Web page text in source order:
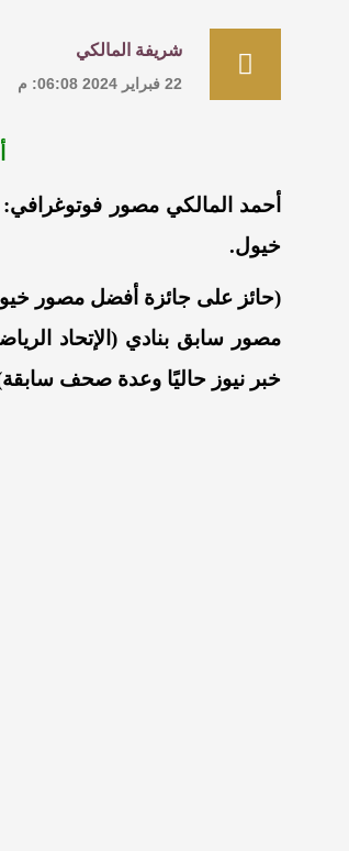
شريفة المالكي
22 فبراير 2024 06:08: م
أحمد المالكيمصور
خيول.
(حائز على جائزة أفضل مصور خيول لعام 1440 بالطائف في نادي مسرة
مصور سابق بنادي (الإتحاد
خبر نيوز حاليًا وعدة صحف سابقة)